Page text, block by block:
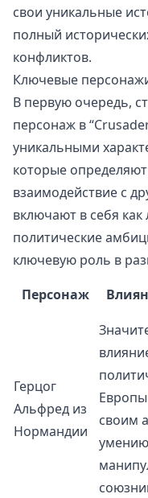
свои уникальные
полный
конфликтов.
Ключевые
В первую очередь,
персонаж в
уникальными
которые
взаимодействие с
включают в себя
политические
ключевую роль в
Персонаж
Герцог
Альфред из
Нормандии
своим
умению